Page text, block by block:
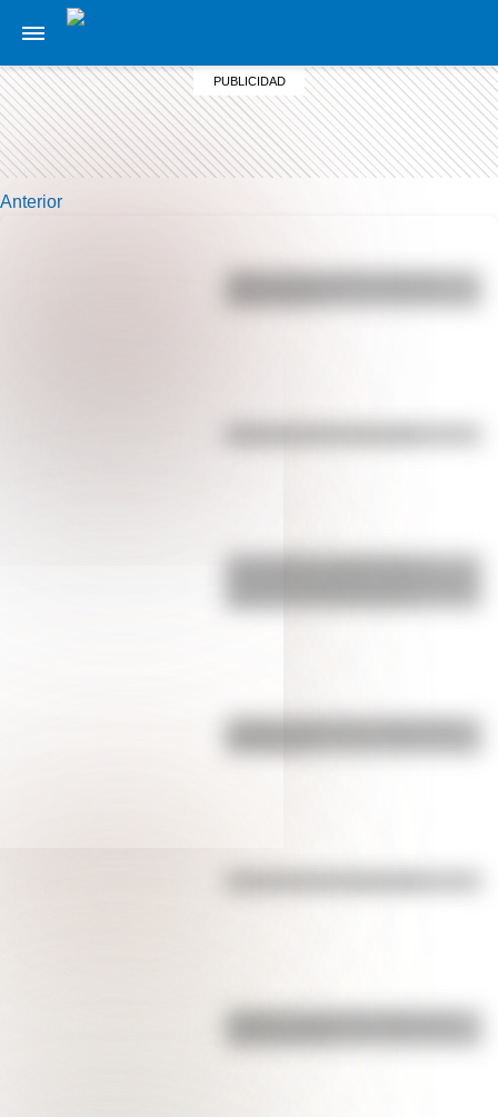
Anterior
¿Por qué los perros se ponen
17 de agosto: actividades y
¿Sabías cómo fue la infancia de
¿Sabías cuál fue la mascota de